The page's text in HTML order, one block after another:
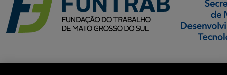
Executiva de